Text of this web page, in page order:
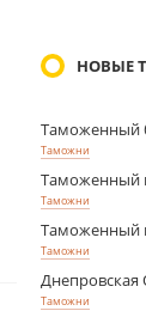
НОВЫЕ
Таможенный
Таможни
Таможенный
Таможни
Таможенный
Таможни
Таможни